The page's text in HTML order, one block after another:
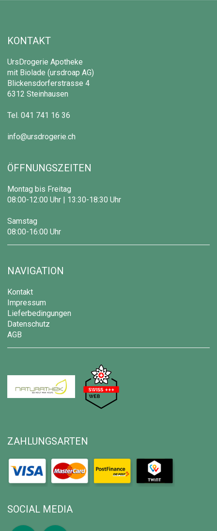
KONTAKT
UrsDrogerie Apotheke
mit Biolade (ursdroap AG)
Blickensdorferstrasse 4
6312 Steinhausen
Tel. 041 741 16 36
info@ursdrogerie.ch
ÖFFNUNGSZEITEN
Montag bis Freitag
08:00-12:00 Uhr | 13:30-18:30 Uhr
Samstag
08:00-16:00 Uhr
NAVIGATION
Kontakt
Impressum
Lieferbedingungen
Datenschutz
AGB
ZAHLUNGSARTEN
SOCIAL MEDIA